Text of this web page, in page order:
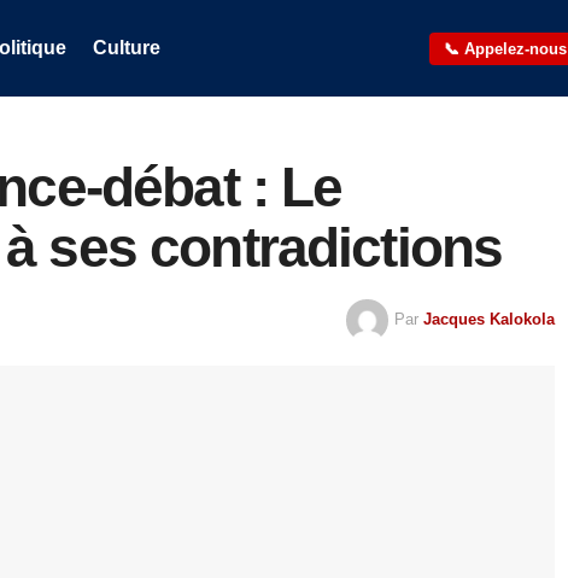
Culture 📞 Appelez-nous
débat : Le
ses contradictions
Par Jacques Kalokola